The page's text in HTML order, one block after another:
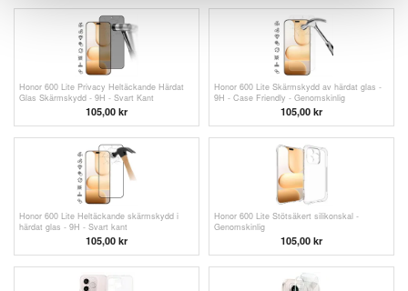
Honor 600 Lite Privacy Heltäckande Härdat
Glas Skärmskydd - 9H - Svart Kant
105,00 kr
Honor 600 Lite Skärmskydd av härdat glas -
9H - Case Friendly - Genomskinlig
105,00 kr
Honor 600 Lite Heltäckande skärmskydd i
härdat glas - 9H - Svart kant
105,00 kr
Honor 600 Lite Stötsäkert silikonskal -
Genomskinlig
105,00 kr